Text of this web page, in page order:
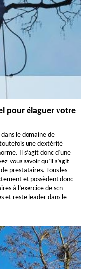
pour élaguer votre
le domaine de
toutefois une dextérité
Il s’agit donc d’une
vous savoir qu’il s’agit
prestataires. Tous les
et possèdent donc
à l’exercice de son
et reste leader dans le